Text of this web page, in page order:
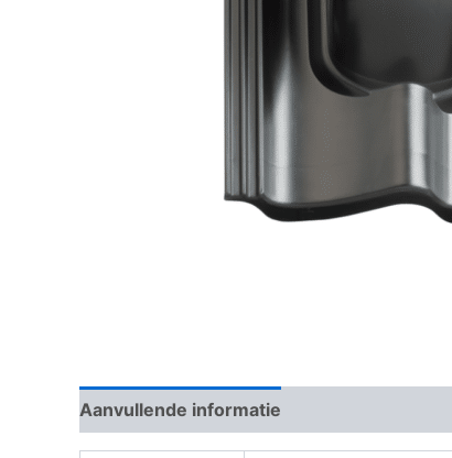
Aanvullende informatie